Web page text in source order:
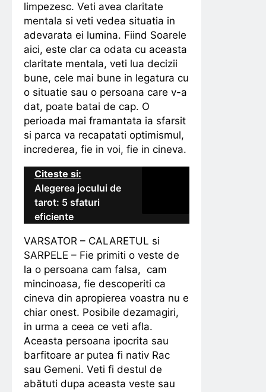
limpezesc. Veti avea claritate
mentala si veti vedea situatia in
adevarata ei lumina. Fiind Soarele
aici, este clar ca odata cu aceasta
claritate mentala, veti lua decizii
bune, cele mai bune in legatura cu
o situatie sau o persoana care v-a
dat, poate batai de cap. O
perioada mai framantata ia sfarsit
si parca va recapatati optimismul,
increderea, fie in voi, fie in cineva.
Citeste si:
Alegerea jocului de
tarot: 5 sfaturi
eficiente
VARSATOR – CALARETUL si
SARPELE – Fie primiti o veste de
la o persoana cam falsa, cam
mincinoasa, fie descoperiti ca
cineva din apropierea voastra nu e
chiar onest. Posibile dezamagiri,
in urma a ceea ce veti afla.
Aceasta persoana ipocrita sau
barfitoare ar putea fi nativ Rac
sau Gemeni. Veti fi destul de
abătuti dupa aceasta veste sau